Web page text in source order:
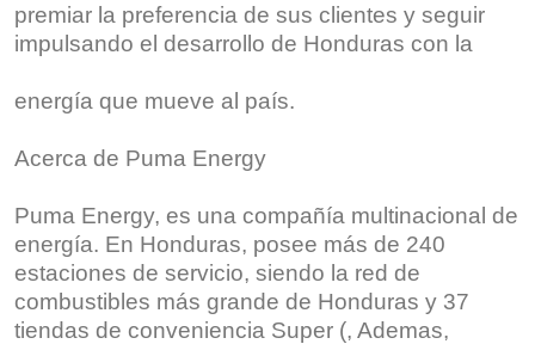
premiar la preferencia de sus clientes y seguir
impulsando el desarrollo de Honduras con la
energía que mueve al país.
Acerca de Puma Energy
Puma Energy, es una compañía multinacional de
energía. En Honduras, posee más de 240
estaciones de servicio, siendo la red de
combustibles más grande de Honduras y 37
tiendas de conveniencia Super (, Ademas,